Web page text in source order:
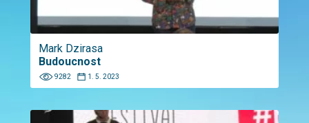
Mark Dzirasa
Budoucnost
9282 1. 5. 2023